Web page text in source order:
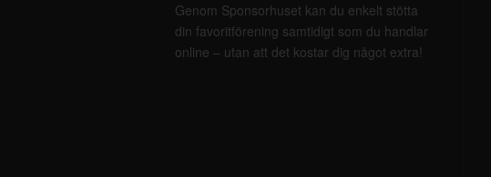
Genom Sponsorhuset kan du enkelt stötta
din favoritförening samtidigt som du handlar
online – utan att det kostar dig något extra!